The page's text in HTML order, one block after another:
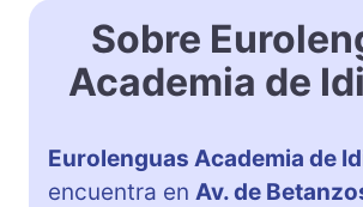
Sobre
Academia de
Eurolenguas Academia de
encuentra en Av. de